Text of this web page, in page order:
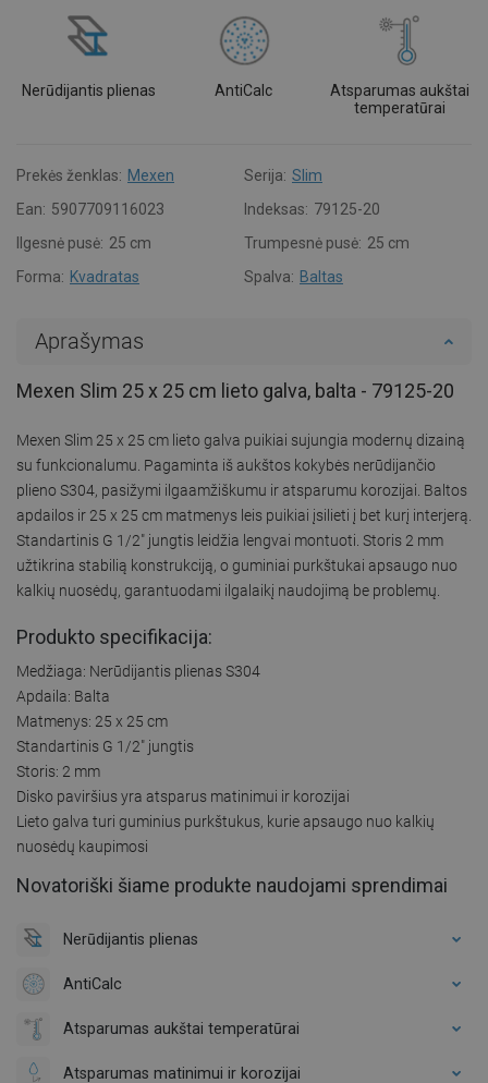
Nerūdijantis plienas AntiCalc
Atsparumas aukštai
temperatūrai
Prekės ženklas: Mexen Serija: Slim
Ean: 5907709116023 Indeksas: 79125-20
Ilgesnė pusė: 25 cm Trumpesnė pusė: 25 cm
Forma: Kvadratas Spalva: Baltas
Aprašymas
Mexen Slim 25 x 25 cm lieto galva, balta - 79125-20
Mexen Slim 25 x 25 cm lieto galva puikiai sujungia modernų dizainą
su funkcionalumu. Pagaminta iš aukštos kokybės nerūdijančio
plieno S304, pasižymi ilgaamžiškumu ir atsparumu korozijai. Baltos
apdailos ir 25 x 25 cm matmenys leis puikiai įsilieti į bet kurį interjerą.
Standartinis G 1/2" jungtis leidžia lengvai montuoti. Storis 2 mm
užtikrina stabilią konstrukciją, o guminiai purkštukai apsaugo nuo
kalkių nuosėdų, garantuodami ilgalaikį naudojimą be problemų.
Produkto specifikacija:
Medžiaga: Nerūdijantis plienas S304
Apdaila: Balta
Matmenys: 25 x 25 cm
Standartinis G 1/2" jungtis
Storis: 2 mm
Disko paviršius yra atsparus matinimui ir korozijai
Lieto galva turi guminius purkštukus, kurie apsaugo nuo kalkių
nuosėdų kaupimosi
Novatoriški šiame produkte naudojami sprendimai
Nerūdijantis plienas
AntiCalc
Atsparumas aukštai temperatūrai
Atsparumas matinimui ir korozijai